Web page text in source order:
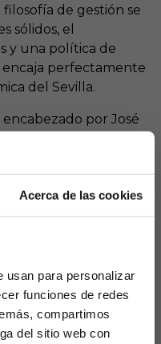
Acerca de las cookies
usan para personalizar
funciones de redes
compartimos
del sitio web con
de gestión se
sólidos, el
y una política de
perfectamente
del Sevilla.
por José
Cordón cierre su
Capital. Su contrato
de salida
y se espera que
y